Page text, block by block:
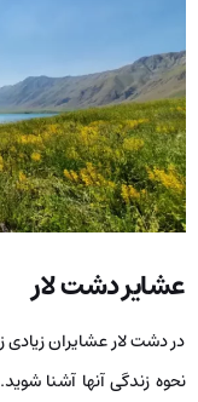
عشایر دشت لار
در دشت لار عشایران زیادی
نحوه زندگی آنها آشنا